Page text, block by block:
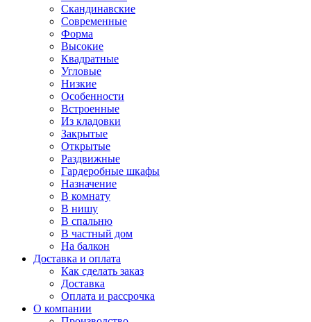
Скандинавские
Современные
Форма
Высокие
Квадратные
Угловые
Низкие
Особенности
Встроенные
Из кладовки
Закрытые
Открытые
Раздвижные
Гардеробные шкафы
Назначение
В комнату
В нишу
В спальню
В частный дом
На балкон
Доставка и оплата
Как сделать заказ
Доставка
Оплата и рассрочка
О компании